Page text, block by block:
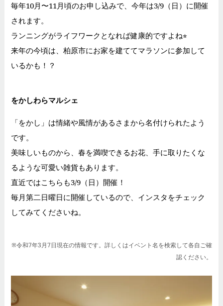
毎年10月〜11月頃のお申し込みで、今年は3/9（日）に開催
されます。
ランニングがライフワークとなれば健康的ですよね⭐︎
来年の今頃は、柏原市にお家を建ててマラソンに参加して
いるかも！？
をかしわらマルシェ
「をかし」は情緒や風情があるさまから名付けられたよう
です。
美味しいものから、春を満喫できるお花、手に取りたくな
るような可愛い雑貨もあります。
直近ではこちらも3/9（日）開催！
毎月第二日曜日に開催しているので、インスタをチェック
してみてくださいね。
※令和7年3月7日現在の情報です。詳しくはイベント名を検索して各自ご確
認ください。